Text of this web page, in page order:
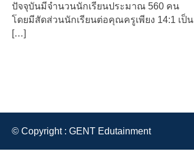
ปัจจุบันมีจำนวนนักเรียนประมาณ 560 คน
โดยมีสัดส่วนนักเรียนต่อคุณครูเพียง 14:1 เป็น
[…]
© Copyright : GENT Edutainment